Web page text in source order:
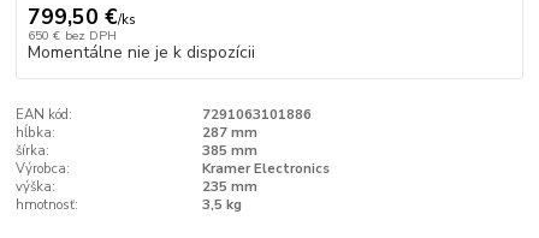
799,50 €/ks
650 € bez DPH
Momentálne nie je k dispozícii
EAN kód:
7291063101886
hĺbka:
287 mm
šírka:
385 mm
Výrobca:
Kramer Electronics
výška:
235 mm
hmotnosť:
3,5 kg